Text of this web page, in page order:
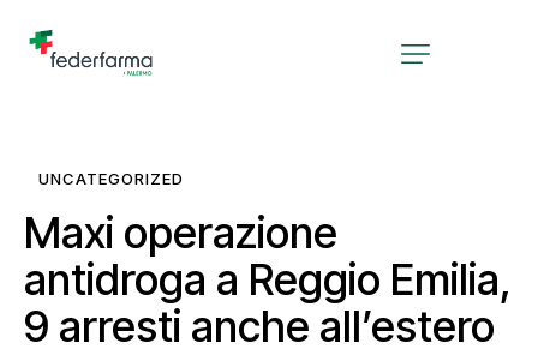
UNCATEGORIZED
Maxi operazione
antidroga a Reggio Emilia,
9 arresti anche all’estero